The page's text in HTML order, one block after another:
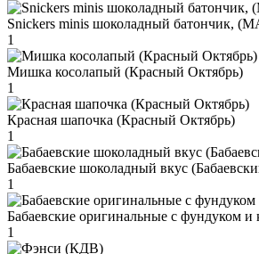
Snickers minis шоколадный батончик,
1
Мишка косолапый (Красный Октябрь)
1
Красная шапочка (Красный Октябрь)
1
Бабаевские шоколадный вкус
1
Бабаевские оригинальные с фундуком и
1